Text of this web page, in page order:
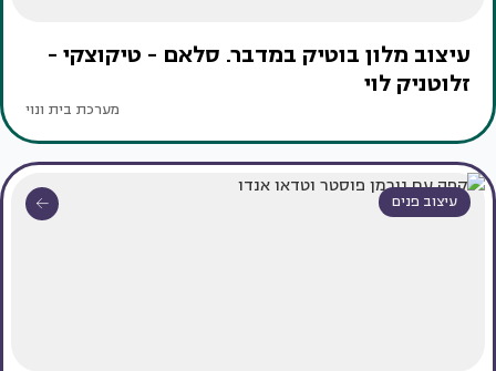
עיצוב מלון בוטיק במדבר. סלאם - טיקוצקי -
זלוטניק לוי
מערכת בית ונוי
עיצוב פנים